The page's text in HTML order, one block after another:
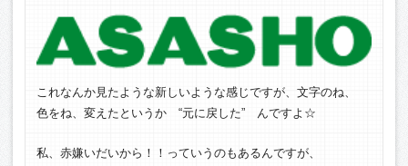
これなんか見たような新しいような感じですが、文字のね、
色をね、変えたというか “元に戻した” んですよ☆
私、赤嫌いだいから！！っていうのもあるんですが、